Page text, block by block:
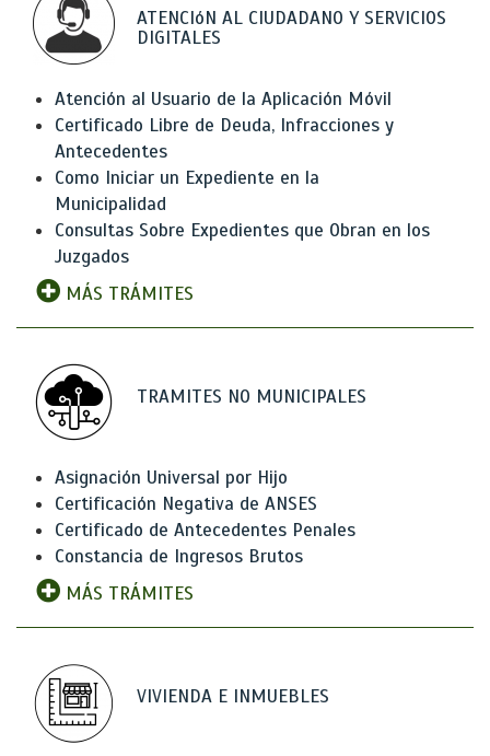
ATENCIóN AL CIUDADANO Y SERVICIOS
DIGITALES
Atención al Usuario de la Aplicación Móvil
Certificado Libre de Deuda, Infracciones y
Antecedentes
Como Iniciar un Expediente en la
Municipalidad
Consultas Sobre Expedientes que Obran en los
Juzgados
MÁS TRÁMITES
TRAMITES NO MUNICIPALES
Asignación Universal por Hijo
Certificación Negativa de ANSES
Certificado de Antecedentes Penales
Constancia de Ingresos Brutos
MÁS TRÁMITES
VIVIENDA E INMUEBLES